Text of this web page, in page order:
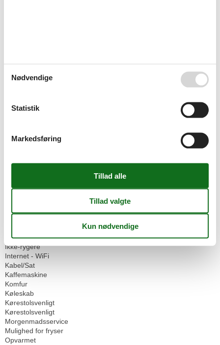
Omgivende faciliteter
Børnezoo
Cykelrum
Brødservice
CD afspiller
Dyr ikke tilladt
Enkeltseng
Hårtørrer
Ikke-rygere
Internet - WiFi
Kabel/Sat
Kaffemaskine
Komfur
Køleskab
Kørestolsvenligt
Kørestolsvenligt
Morgenmadsservice
Mulighed for fryser
Opvarmet
Nødvendige
Statistik
Markedsføring